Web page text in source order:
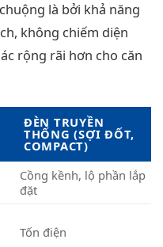
là bởi khả năng
không chiếm diện
rộng rãi hơn cho căn
ĐÈN TRUYỀN
THỐNG (SỢI ĐỐT,
COMPACT)
Cồng kềnh, lộ phần lắp
đặt
Tốn điện